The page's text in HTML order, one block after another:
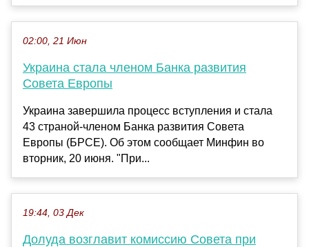
02:00, 21 Июн
Украина стала членом Банка развития
Совета Европы
Украина завершила процесс вступления и стала
43 страной-членом Банка развития Совета
Европы (БРСЕ). Об этом сообщает Минфин во
вторник, 20 июня. "При...
19:44, 03 Дек
Долуда возглавит комиссию Совета при